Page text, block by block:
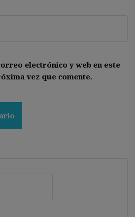
electrónico y web en este
vez que comente.